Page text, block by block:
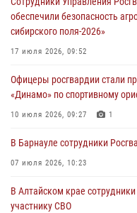
обеспечили безопасность
сибирского поля-2026»
17 июля 2026, 09:52
Офицеры росгвардии стали
«Динамо» по спортивному
10 июля 2026, 09:27 1
В Барнауле сотрудники
07 июля 2026, 10:23
В Алтайском крае
участнику СВО